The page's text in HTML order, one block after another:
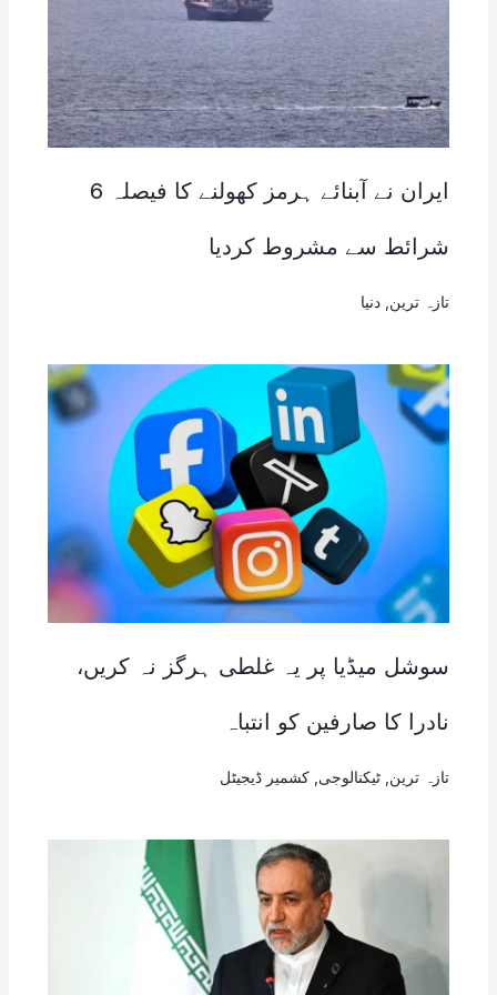
ایران نے آبنائے ہرمز کھولنے کا فیصلہ 6
شرائط سے مشروط کردیا
تازہ ترین دنیا
سوشل میڈیا پر یہ غلطی ہرگز نہ کریں،
نادرا کا صارفین کو انتباہ
تازہ ترین ٹیکنالوجی کشمیر ڈیجیٹل